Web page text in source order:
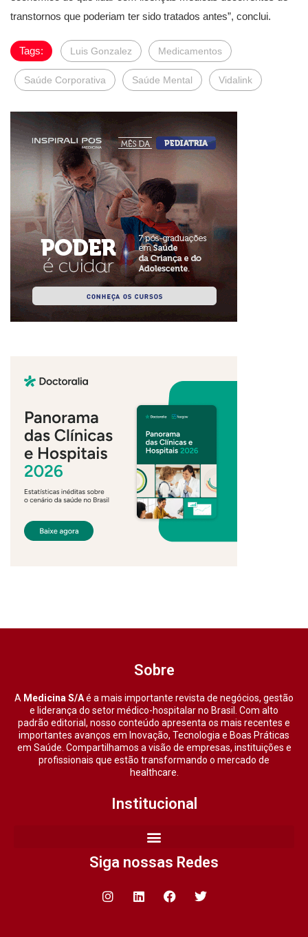
transtornos que poderiam ter sido tratados antes”, conclui.
Tags: Luis Gonzalez Medicamentos
Saúde Corporativa Saúde Mental Vidalink
Sobre
A Medicina S/Aé a mais importante revista de negócios, gestão
e liderança do setor médico-hospitalar no Brasil. Com alto
padrão editorial, nosso conteúdo apresenta os mais recentes e
importantes avanços em Inovação, Tecnologia e Boas Práticas
em Saúde. Compartilhamos a visão de empresas, instituições e
profissionais que estão transformando o mercado de
healthcare.
Institucional
Siga nossas Redes